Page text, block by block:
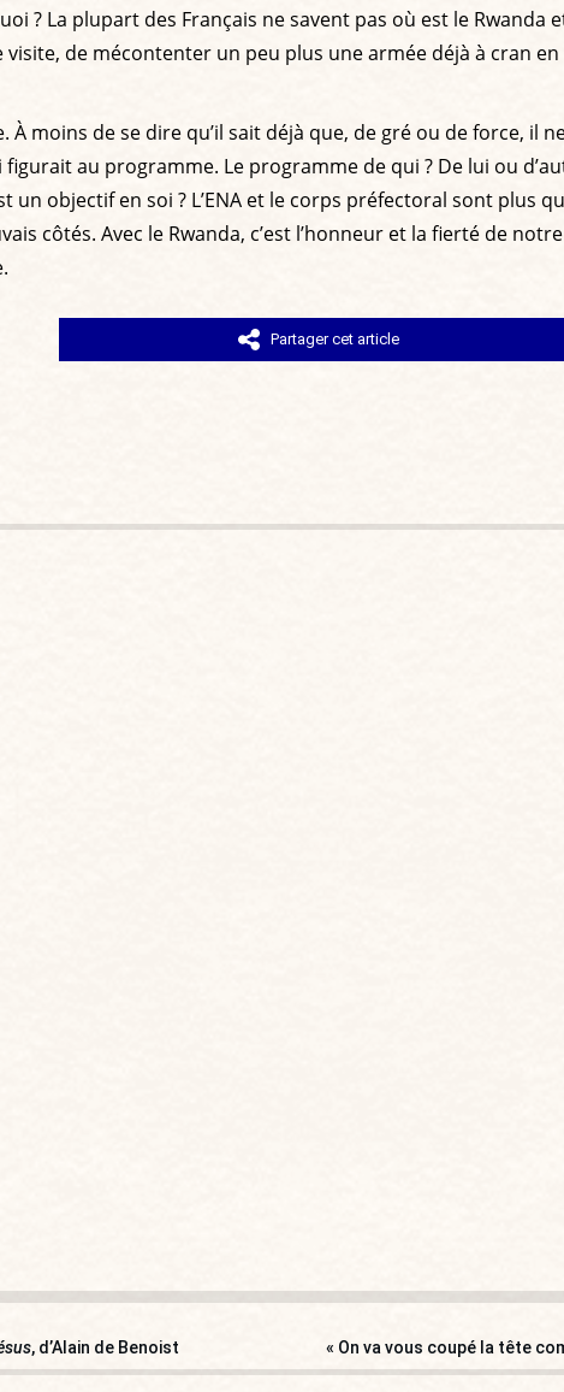
? La plupart des Français ne savent pas où est le Rwanda
de mécontenter un peu plus une armée déjà à cran
moins de se dire qu’il sait déjà que, de gré ou de force, il
au programme. Le programme de qui ? De lui ou
un objectif en soi ? L’ENA et le corps préfectoral sont plus
côtés. Avec le Rwanda, c’est l’honneur et la fierté de
Partager cet article
, d’Alain de Benoist